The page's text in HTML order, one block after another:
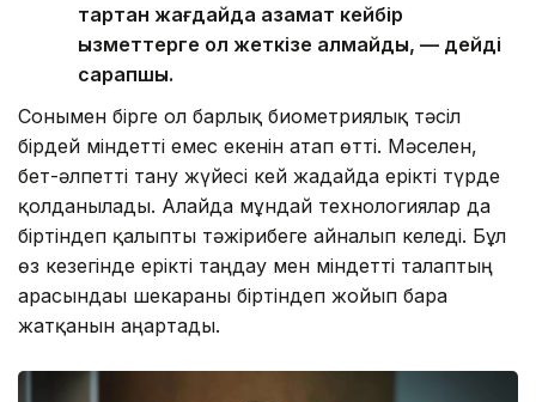
тартқан жағдайда азамат кейбір
қызметтерге қол жеткізе алмайды, — дейді
сарапшы.
Сонымен бірге ол барлық биометриялық тәсіл
бірдей міндетті емес екенін атап өтті. Мәселен,
бет-әлпетті тану жүйесі кей жағдайда ерікті түрде
қолданылады. Алайда мұндай технологиялар да
біртіндеп қалыпты тәжірибеге айналып келеді. Бұл
өз кезегінде ерікті таңдау мен міндетті талаптың
арасындағы шекараны біртіндеп жойып бара
жатқанын аңғартады.